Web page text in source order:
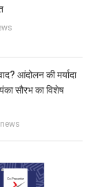
आंदोलन की मर्यादा
सौरभ का विशेष